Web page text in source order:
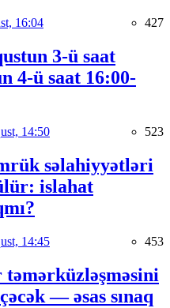
16:04 427
3-ü saat
4-ü saat 16:00-
14:50 523
səlahiyyətləri
islahat
14:45 453
— əsas sınaq